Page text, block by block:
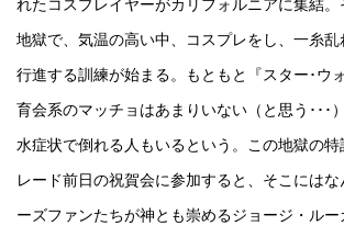
れたコスプレイヤーがカリフォルニアに集結
地獄で、気温の高い中、コスプレをし、一糸
行進する訓練が始まる。もともと『スター･ウ
育会系のマッチョはあまりいない（と思う･･･
水症状で倒れる人もいるという。この地獄の
レード前日の祝賀会に参加すると、そこには
ーズファンたちが神とも崇めるジョージ・ル